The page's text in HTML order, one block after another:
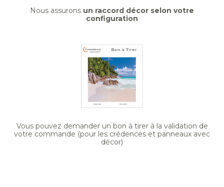
Nous assurons un raccord décor selon votre
configuration
Vous pouvez demander un bon à tirer à la validation de
votre commande (pour les crédences et panneaux avec
décor)